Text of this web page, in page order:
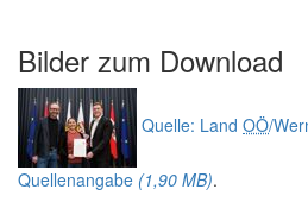
Bilder zum Download
Quelle: Land OÖ/
Quellenangabe (1,90 MB).